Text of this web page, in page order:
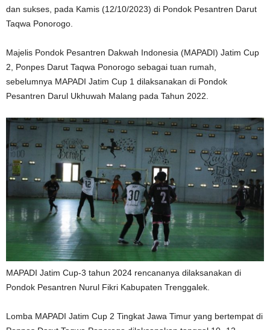
dan sukses, pada Kamis (12/10/2023) di Pondok Pesantren Darut
Taqwa Ponorogo.
Majelis Pondok Pesantren Dakwah Indonesia (MAPADI) Jatim Cup
2, Ponpes Darut Taqwa Ponorogo sebagai tuan rumah,
sebelumnya MAPADI Jatim Cup 1 dilaksanakan di Pondok
Pesantren Darul Ukhuwah Malang pada Tahun 2022.
MAPADI Jatim Cup-3 tahun 2024 rencananya dilaksanakan di
Pondok Pesantren Nurul Fikri Kabupaten Trenggalek.
Lomba MAPADI Jatim Cup 2 Tingkat Jawa Timur yang bertempat di